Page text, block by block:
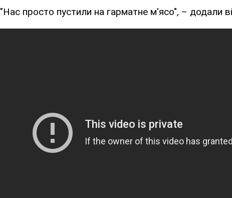
"Нас просто пустили на гарматне м'ясо", – додали